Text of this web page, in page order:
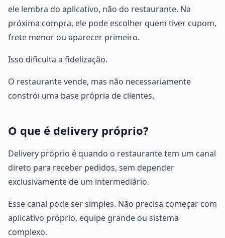
ele lembra do aplicativo, não do restaurante. Na
próxima compra, ele pode escolher quem tiver cupom,
frete menor ou aparecer primeiro.
Isso dificulta a fidelização.
O restaurante vende, mas não necessariamente
constrói uma base própria de clientes.
O que é delivery próprio?
Delivery próprio é quando o restaurante tem um canal
direto para receber pedidos, sem depender
exclusivamente de um intermediário.
Esse canal pode ser simples. Não precisa começar com
aplicativo próprio, equipe grande ou sistema
complexo.